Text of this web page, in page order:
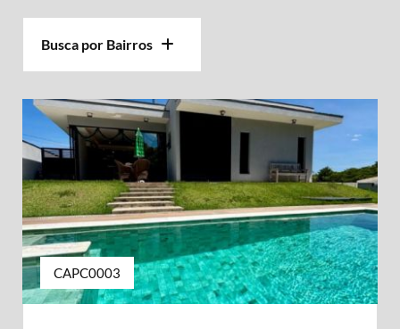
Busca por Bairros
CAPC0003